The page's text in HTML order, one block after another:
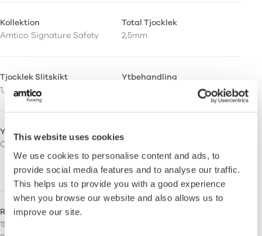
This website uses cookies
We use cookies to personalise content and ads, to
provide social media features and to analyse our traffic.
This helps us to provide you with a good experience
when you browse our website and also allows us to
improve our site.
Kollektion
Amtico Signature Safety
Total Tjocklek
2,5mm
Tjocklek Slitskikt
1,0mm
Ytbehandling
Quantum Guard Elite
Ytfinish
Ceramic
Ja – Tillverkad med både
ortoftalatfria och
biobaserade mjukgörare.
Rak ådring
152.4 x 457.2 mm